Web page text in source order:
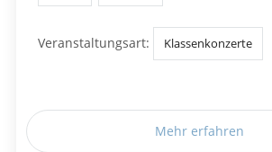
Veranstaltungsart: Klassenkonzerte
Mehr erfahren